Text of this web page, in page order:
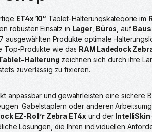
ET4x 10“ Tablet-Halterungskategorie im
robusten Einsatz in Lager Büros , auf
ausgewählten Produkte optimale
Top-Produkte wie das RAM Ladedock
Halterung zeichnen sich durch ihre
zuverlässig zu fixieren.
anpassbar und gewährleisten eine sichere
Gabelstaplern oder anderen
EZ-Roll’r Zebra ET4x und der IntelliSkin
Lösungen, die Ihren individuellen